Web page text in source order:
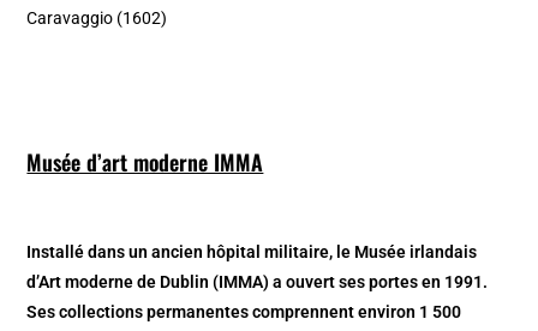
Caravaggio (1602)
Musée d’art moderne IMMA
Installé dans un ancien hôpital militaire, le Musée irlandais
d’Art moderne de Dublin (IMMA) a ouvert ses portes en 1991.
Ses collections permanentes comprennent environ 1 500